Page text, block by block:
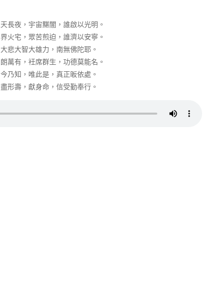
長夜，宇宙黮闇，誰啟以光明。
火宅，眾苦煎迫，誰濟以安寧。
大悲大智大雄力，南無佛陀耶。
萬有，衽席群生，功德莫能名。
今乃知，唯此是，真正昄依處。
盡形壽，獻身命，信受勤奉行。